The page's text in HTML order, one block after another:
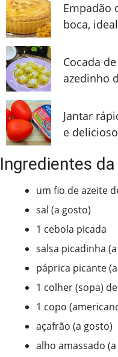
Empadão
boca,
Cocada
azedinho
Jantar
e
Ingredientes
um fio de azeite
sal (a gosto)
1 cebola picada
salsa picadinha
páprica picante
1 colher (sopa)
1 copo
açafrão (a gosto)
alho amassado